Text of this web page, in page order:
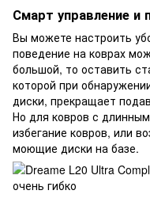
Смарт управление и
Вы можете настроить
поведение на коврах
большой, то оставить
которой при
диски, прекращает
Но для ковров с
избегание ковров, или
моющие диски на базе.